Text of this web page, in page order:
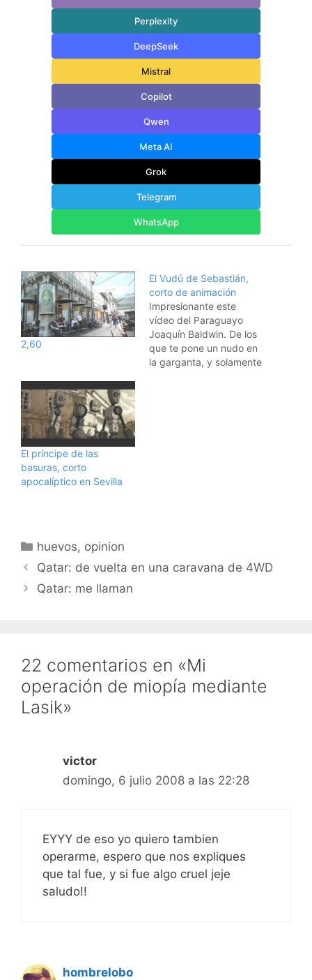
Perplexity
DeepSeek
Mistral
Copilot
Qwen
Meta AI
Grok
Telegram
WhatsApp
2,60
El Vudú de Sebastián,
corto de animación
Impresionante este
vídeo del Paraguayo
Joaquín Baldwin. De los
que te pone un nudo en
la garganta, y solamente
El príncipe de las
basuras, corto
apocalíptico en Sevilla
Categorías
huevos, opinion
Qatar: de vuelta en una caravana de 4WD
Qatar: me llaman
22 comentarios en «Mi
operación de miopía mediante
Lasik»
victor
domingo, 6 julio 2008 a las 22:28
EYYY de eso yo quiero tambien
operarme, espero que nos expliques
que tal fue, y si fue algo cruel jeje
saludo!!
hombrelobo